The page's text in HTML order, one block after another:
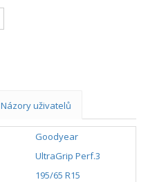
Názory uživatelů
Goodyear
UltraGrip Perf.3
195/65 R15